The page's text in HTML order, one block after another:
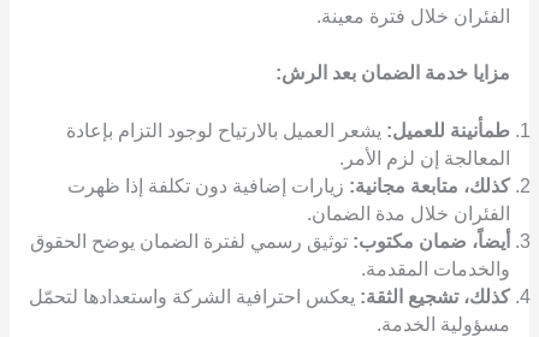
الفئران خلال فترة معينة.
مزايا خدمة الضمان بعد الرش:
طمأنينة للعميل: يشعر العميل بالارتياح لوجود التزام بإعادة
المعالجة إن لزم الأمر.
كذلك، متابعة مجانية: زيارات إضافية دون تكلفة إذا ظهرت
الفئران خلال مدة الضمان.
أيضاً، ضمان مكتوب: توثيق رسمي لفترة الضمان يوضح الحقوق
والخدمات المقدمة.
كذلك، تشجيع الثقة: يعكس احترافية الشركة واستعدادها لتحمّل
مسؤولية الخدمة.